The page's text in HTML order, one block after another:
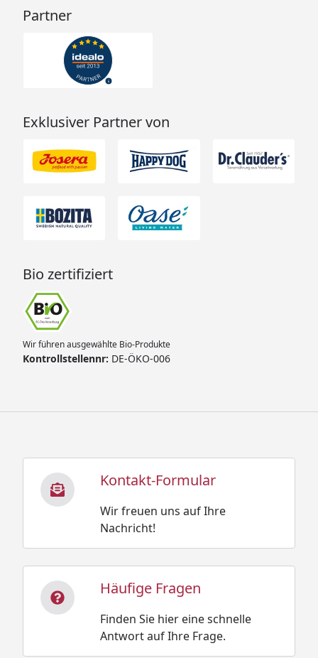
Partner
Exklusiver Partner von
Bio zertifiziert
Wir führen ausgewählte Bio-Produkte
Kontrollstellennr: DE-ÖKO-006
Kontakt-Formular
Wir freuen uns auf Ihre
Nachricht!
Häufige Fragen
Finden Sie hier eine schnelle
Antwort auf Ihre Frage.